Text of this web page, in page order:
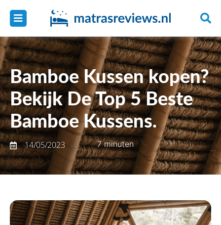
Bamboe Kussen kopen?
Bekijk De Top 5 Beste
Bamboe Kussens.
14/05/2023 7 minuten